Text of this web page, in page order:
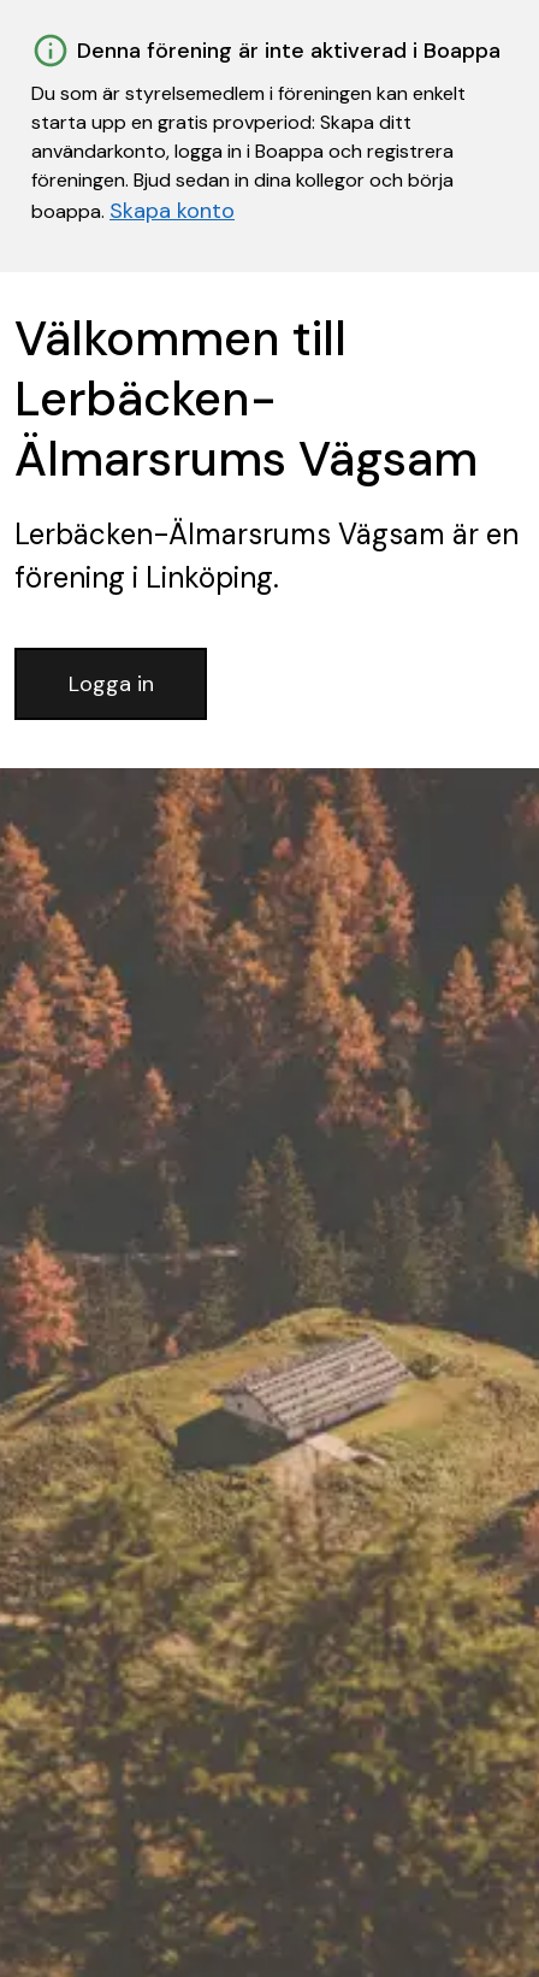
Denna förening är inte aktiverad i Boappa
Du som är styrelsemedlem i föreningen kan enkelt
starta upp en gratis provperiod: Skapa ditt
användarkonto, logga in i Boappa och registrera
föreningen. Bjud sedan in dina kollegor och börja
boappa. Skapa konto
Välkommen till
Lerbäcken-
Älmarsrums Vägsam
Lerbäcken-Älmarsrums Vägsam är en
förening i Linköping.
Logga in